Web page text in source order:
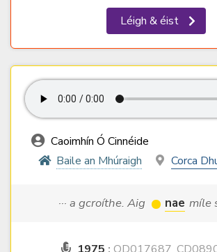
Léigh & éist
Caoimhín Ó Cinnéide
Baile an Mhúraigh
Corca
··· a gcroíthe. Aig nae míle